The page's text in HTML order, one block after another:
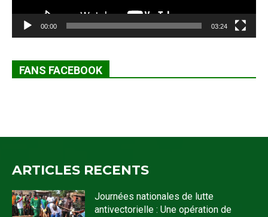
00:00 03:24
FANS FACEBOOK
ARTICLES RECENTS
Journées nationales de lutte
antivectorielle : Une opération de